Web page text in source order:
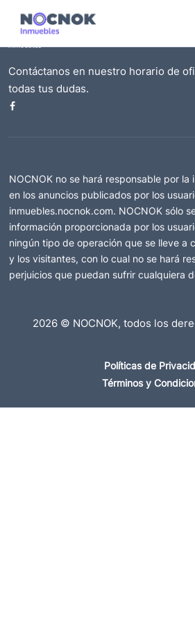
Contáctanos en nuestro horario de
todas tus dudas.
NOCNOK no se hará responsable por la
en los anuncios publicados por los
inmuebles.nocnok.com. NOCNOK sólo
información proporcionada por los
ningún tipo de operación que se lleve a
y los visitantes, con lo cual no se hará
perjuicios que puedan sufrir cualquiera
2026 © NOCNOK, todos los
Políticas de
Términos y